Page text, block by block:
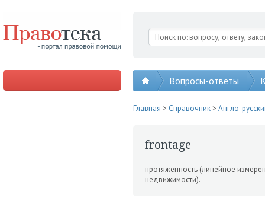
Вопросы-ответы
Главная > Справочник> Англо-
frontage
протяженность (линейное
недвижимости).